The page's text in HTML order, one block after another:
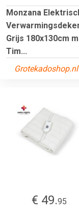
Monzana
Grijs 180x130cm
Tim...
Grotekadoshop.nl
€ 49.95